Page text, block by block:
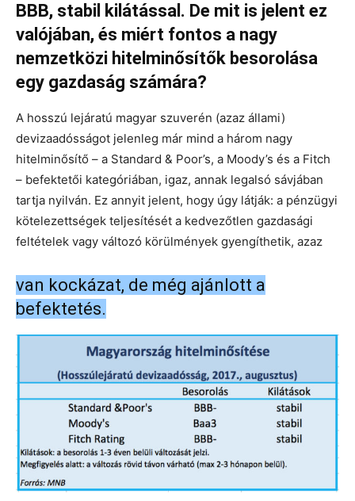
BBB, stabil kilátással. De mit is jelent ez
valójában, és miért fontos a nagy
nemzetközi hitelminősítők besorolása
egy gazdaság számára?
A hosszú lejáratú magyar szuverén (azaz állami)
devizaadósságot jelenleg már mind a három nagy
hitelminősítő – a Standard & Poor’s, a Moody’s és a Fitch
– befektetői kategóriában, igaz, annak legalsó sávjában
tartja nyilván. Ez annyit jelent, hogy úgy látják: a pénzügyi
kötelezettségek teljesítését a kedvezőtlen gazdasági
feltételek vagy változó körülmények gyengíthetik, azaz
van kockázat, de még ajánlott a
befektetés.